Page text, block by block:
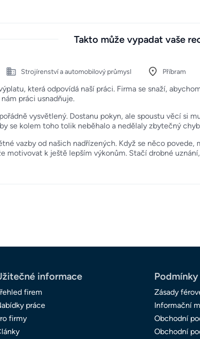
Takto může vypadat vaše
Strojírenství a automobilový průmysl Příbram
která odpovídá naší práci. Firma se snaží,
práci usnadňuje.
vysvětlený. Dostanu pokyn, ale spoustu věcí si
se kolem toho tolik neběhalo a nedělaly zbytečný
vazby od našich nadřízených. Když se něco
motivovat k ještě lepším výkonům. Stačí drobné
informace
firem
práce
firmy
Zásady
Informační
Obchodní
Obchodní